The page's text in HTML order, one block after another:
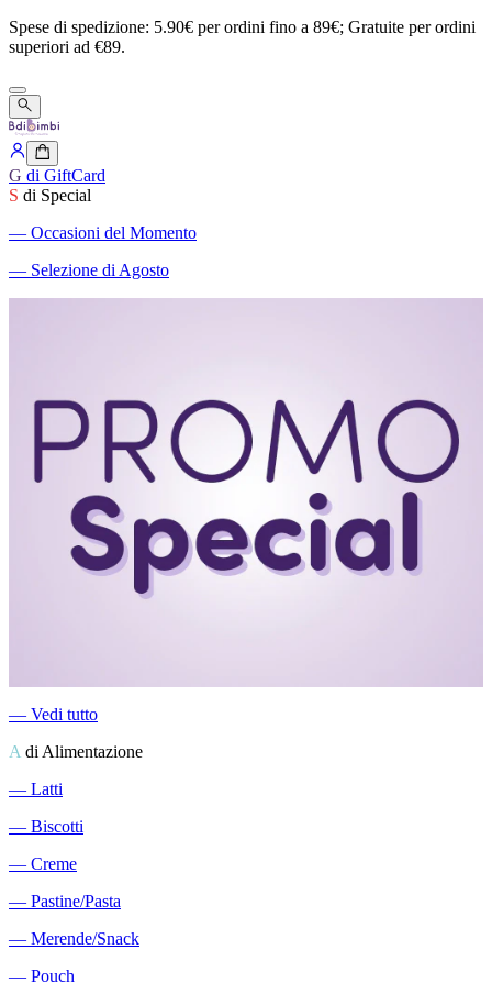
Spese di spedizione: 5.90€ perordini fino a 89€; Gratuite perordini
superiori ad €89.
G di GiftCard
S di Special
― Occasioni del Momento
― Selezione di Agosto
― Vedi tutto
A di Alimentazione
― Latti
― Biscotti
― Creme
― Pastine/Pasta
― Merende/Snack
― Pouch